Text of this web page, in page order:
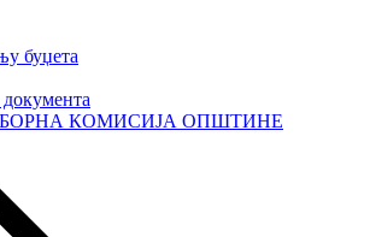
буџета
КОМИСИЈА ОПШТИНЕ